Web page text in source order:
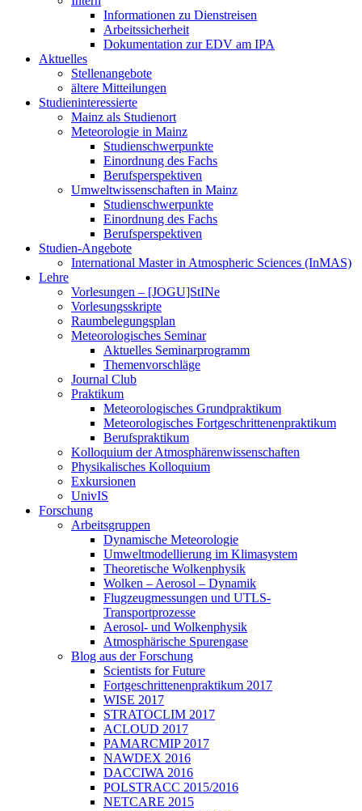
Informationen zu Dienstreisen
Arbeitssicherheit
Dokumentation zur EDV am IPA
Aktuelles
Stellenangebote
ältere Mitteilungen
Studieninteressierte
Mainz als Studienort
Meteorologie in Mainz
Studienschwerpunkte
Einordnung des Fachs
Berufsperspektiven
Umweltwissenschaften in Mainz
Studienschwerpunkte
Einordnung des Fachs
Berufsperspektiven
Studien-Angebote
International Master in Atmospheric Sciences (InMAS)
Lehre
Vorlesungen – [JOGU]StINe
Vorlesungsskripte
Raumbelegungsplan
Meteorologisches Seminar
Aktuelles Seminarprogramm
Themenvorschläge
Journal Club
Praktikum
Meteorologisches Grundpraktikum
Meteorologisches Fortgeschrittenenpraktikum
Berufspraktikum
Kolloquium der Atmosphärenwissenschaften
Physikalisches Kolloquium
Exkursionen
UnivIS
Forschung
Arbeitsgruppen
Dynamische Meteorologie
Umweltmodellierung im Klimasystem
Theoretische Wolkenphysik
Wolken – Aerosol – Dynamik
Flugzeugmessungen und UTLS-
Transportprozesse
Aerosol- und Wolkenphysik
Atmosphärische Spurengase
Blog aus der Forschung
Scientists for Future
Fortgeschrittenenpraktikum 2017
WISE 2017
STRATOCLIM 2017
ACLOUD 2017
PAMARCMIP 2017
NAWDEX 2016
DACCIWA 2016
POLSTRACC 2015/2016
NETCARE 2015